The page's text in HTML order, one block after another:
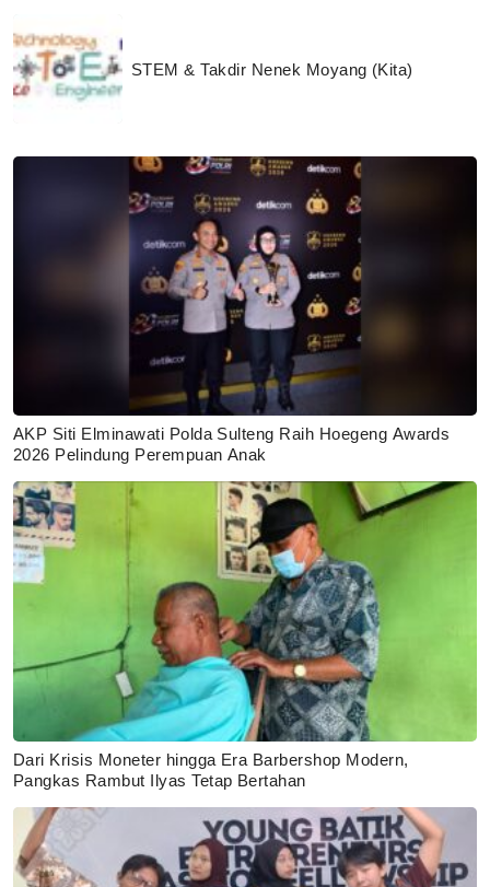
STEM & Takdir Nenek Moyang (Kita)
AKP Siti Elminawati Polda Sulteng Raih Hoegeng Awards
2026 Pelindung Perempuan Anak
Dari Krisis Moneter hingga Era Barbershop Modern,
Pangkas Rambut Ilyas Tetap Bertahan